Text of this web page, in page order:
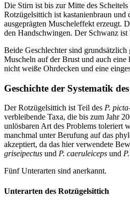
Die Stirn ist bis zur Mitte des
Rotzügelsittich ist kastanienbraun
ausgeprägten Muscheleffekt erzeugt.
den Handschwingen. Der Schwanz ist
Beide Geschlechter sind
Muscheln auf der Brust und auch
nicht weiße Ohrdecken und eine
Geschichte der Systematik
Der Rotzügelsittich ist Teil des P.
verbleibende Taxa, die bis zum Jahr
unlösbaren Art des Problems toleriert
manchmal unter Berufung auf das
akzeptiert, da das hier verwendete
griseipectus und P. caeruleiceps und
Fünf Unterarten sind anerkannt.
Unterarten des Rotzügelsittich